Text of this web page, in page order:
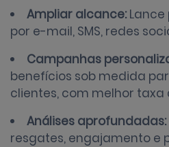
Ampliar alcance:
por e-mail, SMS, redes
Campanhas
benefícios sob medida
clientes, com melhor taxa
Análises aprofundadas:
resgates, engajamento e